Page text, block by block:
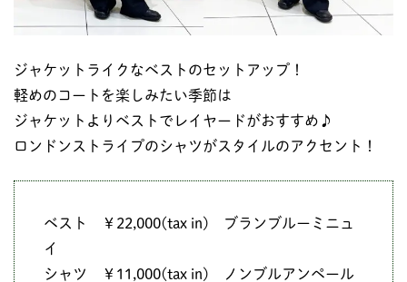
ジャケットライクなベストのセットアップ！
軽めのコートを楽しみたい季節は
ジャケットよりベストでレイヤードがおすすめ♪
ロンドンストライプのシャツがスタイルのアクセント！
ベスト ￥22,000(tax in) ブランブルーミニュ
イ
シャツ ￥11,000(tax in) ノンブルアンペール